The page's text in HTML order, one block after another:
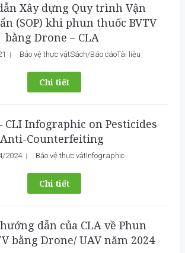
Xây dựng Quy trình Vận
(SOP) khi phun thuốc BVTV
bằng Drone – CLA
Bảo vệ thực vậtSách/Báo cáoTài liệu
Chi tiết
CLI Infographic on Pesticides
Anti-Counterfeiting
2024 Bảo vệ thực vậtInfographic
Chi tiết
dẫn của CLA về Phun
bằng Drone/ UAV năm 2024